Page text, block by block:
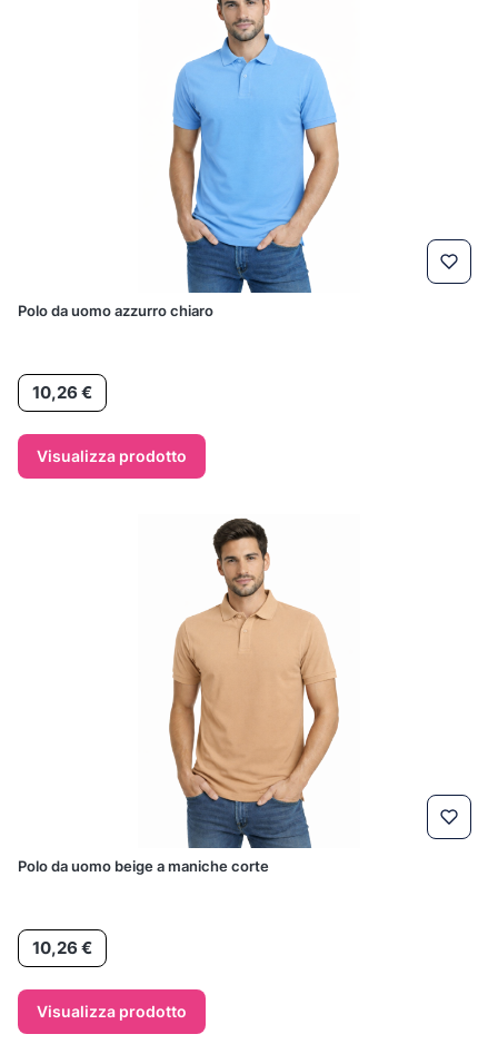
Polo da uomo azzurro chiaro
Prezzo
10,26 €
Visualizza prodotto
Polo da uomo beige a maniche corte
Prezzo
10,26 €
Visualizza prodotto